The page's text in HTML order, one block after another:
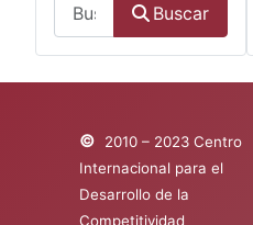
Buscar
©
2010 – 2023 Centro
Internacional para el
Desarrollo de la
Competitividad